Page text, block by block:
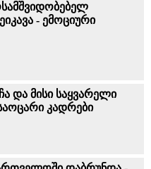
- ემოციური
და მისი საყვარელი
კადრები